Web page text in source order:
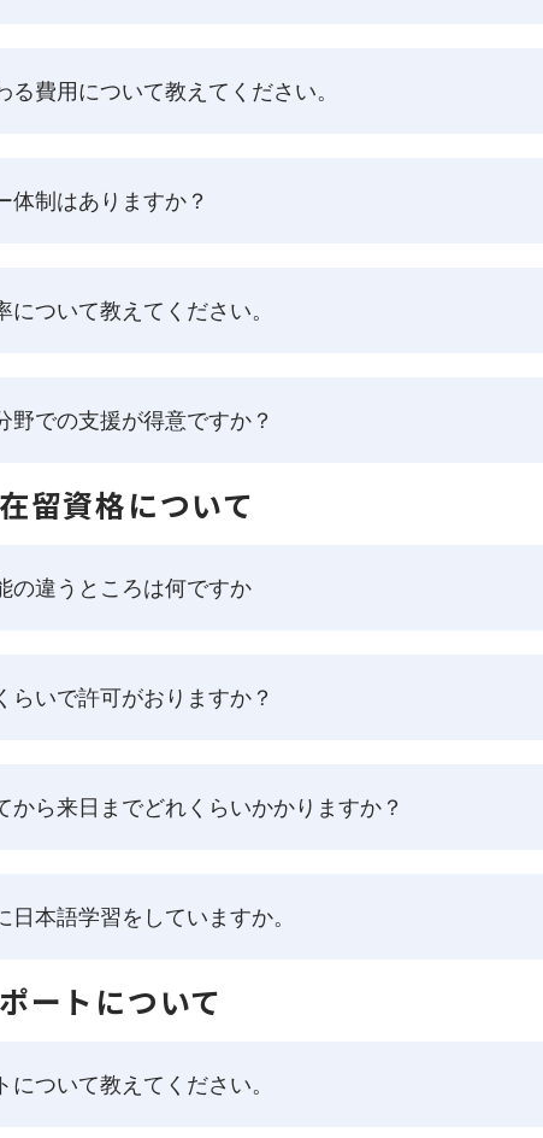
る費用について教えてください。
体制はありますか？
について教えてください。
野での支援が得意ですか？
留資格について
の違うところは何ですか
らいで許可がおりますか？
から来日までどれくらいかかりますか？
日本語学習をしていますか。
ートについて
について教えてください。